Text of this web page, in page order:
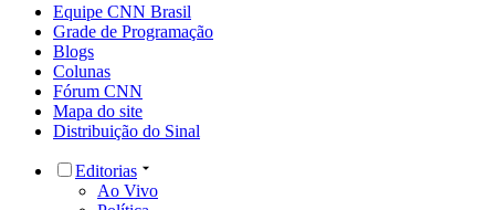
Equipe CNN Brasil
Grade de Programação
Blogs
Colunas
Fórum CNN
Mapa do site
Distribuição do Sinal
Editorias
Ao Vivo